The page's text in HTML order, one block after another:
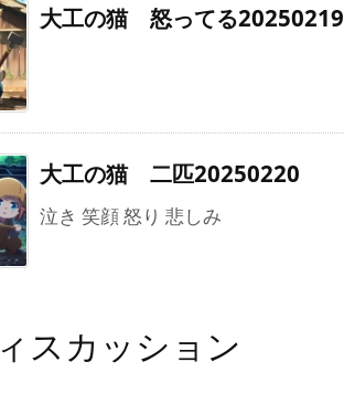
大工の猫 怒ってる20250219
大工の猫 二匹20250220
泣き 笑顔 怒り 悲しみ
スカッション